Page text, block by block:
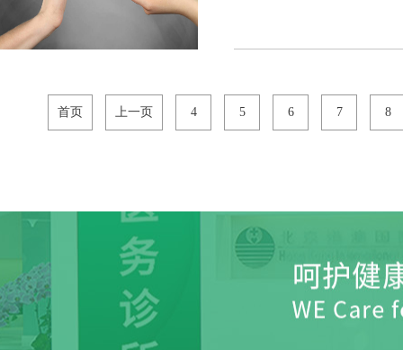
首页 上一页 4 5 6 7 8